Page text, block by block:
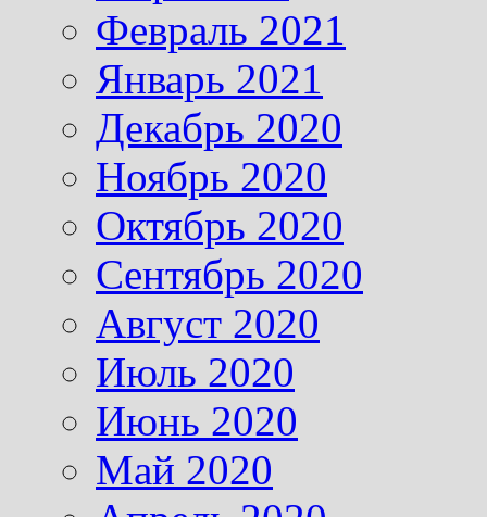
Февраль 2021
Январь 2021
Декабрь 2020
Ноябрь 2020
Октябрь 2020
Сентябрь 2020
Август 2020
Июль 2020
Июнь 2020
Май 2020